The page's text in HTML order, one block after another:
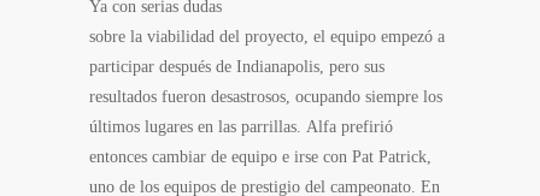
Ya con serias dudas
sobre la viabilidad del proyecto, el equipo empezó a
participar después de Indianapolis, pero sus
resultados fueron desastrosos, ocupando siempre los
últimos lugares en las parrillas. Alfa prefirió
entonces cambiar de equipo e irse con Pat Patrick,
uno de los equipos de prestigio del campeonato. En